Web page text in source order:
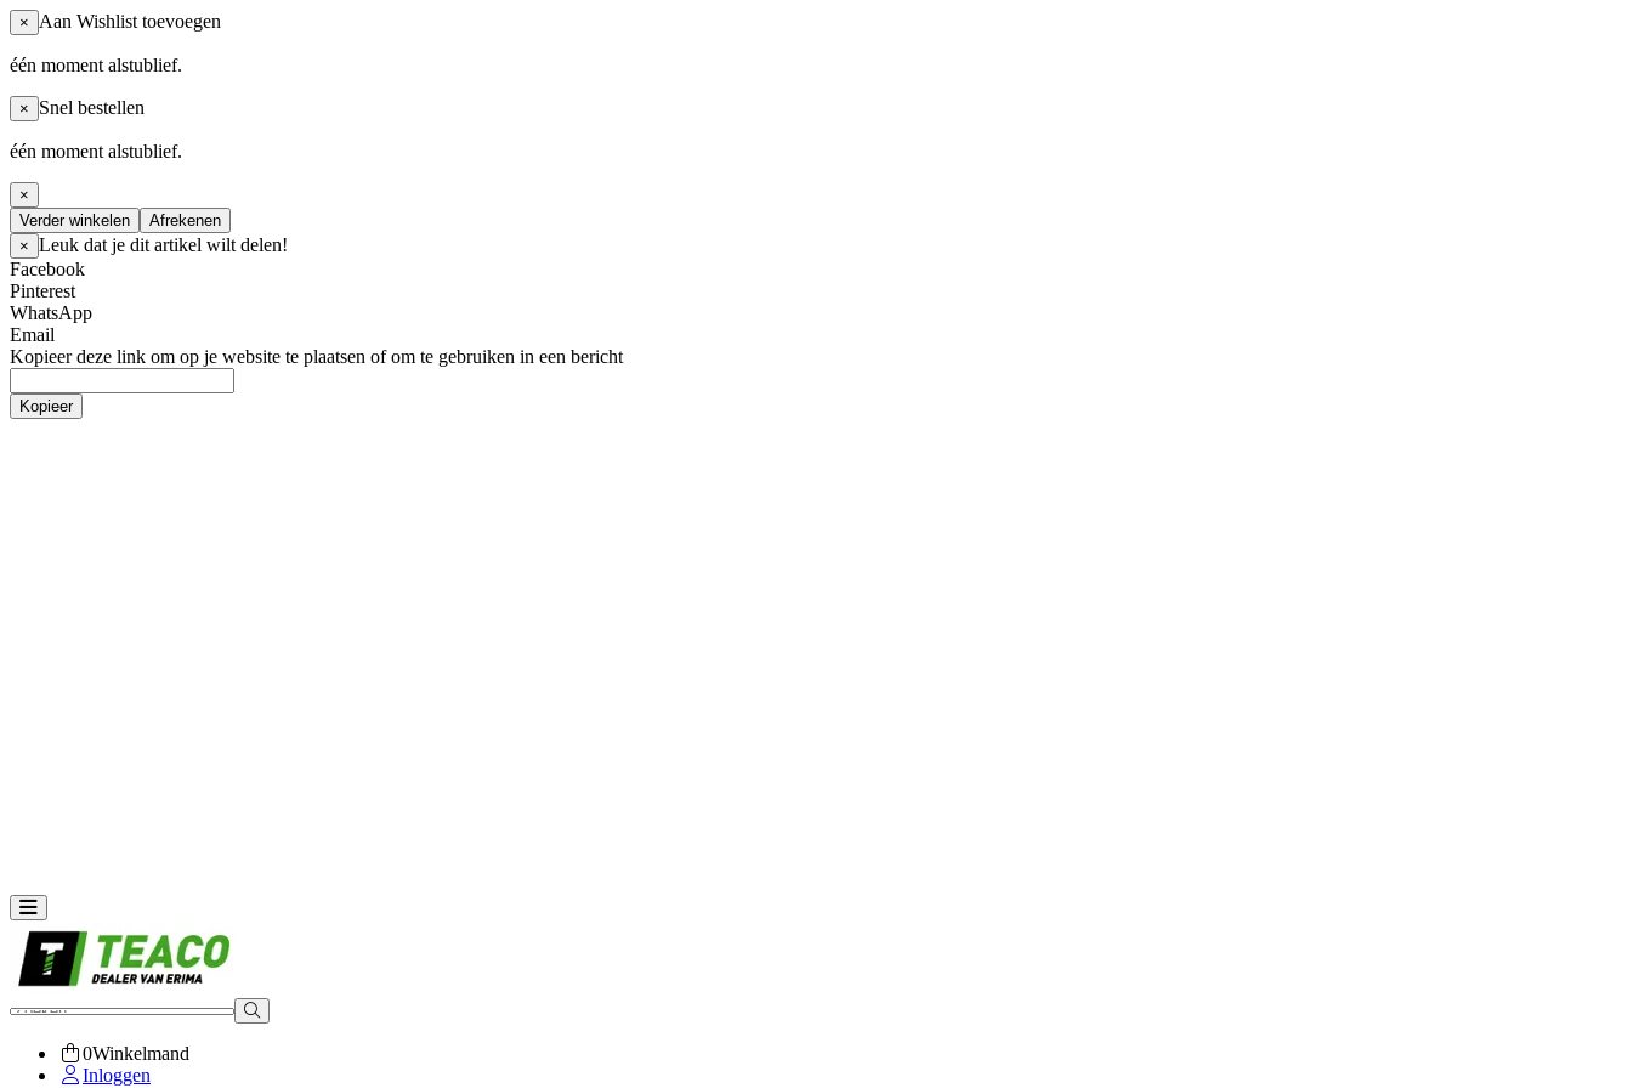
× Aan Wishlist toevoegen
één moment alstublief.
× Snel bestellen
één moment alstublief.
×
Verder winkelen
Afrekenen
× Leuk dat je dit artikel wilt delen!
Facebook
Pinterest
WhatsApp
Email
Kopieer deze link om op je website te plaatsen of om te gebruiken in een bericht
Kopieer
Toggle navigation
Zoeken
0Winkelmand
Inloggen